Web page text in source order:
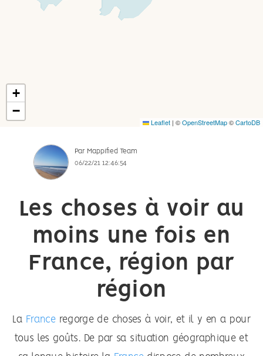
+
−
Leaflet | ©OpenStreetMap©CartoDB
Par Mappified Team
06/22/21 12:46:54
Les choses à voir au
moins une fois en
France, région par
région
La France regorge de choses à voir, et il y en a pour
tous les goûts. De par sa situation géographique et